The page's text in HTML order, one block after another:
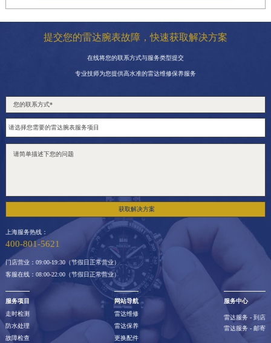
提交您的雷达腕表故障，快速获取解决方案
在线将您的联系方式与服务类型提交
专业技师为您提供高水准的雷达维修保养服务
获取解决方案
上海服务热线：
400-801-5621
门店营业：09:00-19:30（节假日正常营业）
客服在线：08:00-22:00（节假日正常营业）
服务项目
走时检测
防水处理
故障检查
网站导航
雷达维修
雷达保养
更换配件
服务中心
雷达服务 - 到店
雷达服务 - 邮寄